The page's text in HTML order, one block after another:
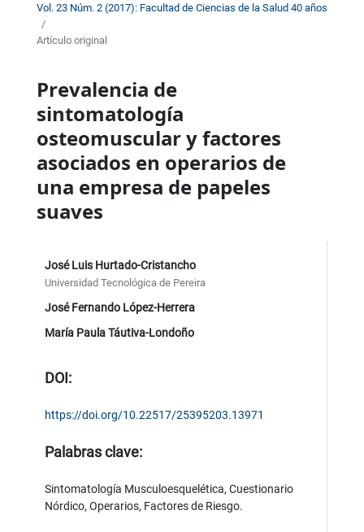
Vol. 23 Núm. 2 (2017): Facultad de Ciencias de la Salud 40 años
/
Artículo original
Prevalencia de
sintomatología
osteomuscular y factores
asociados en operarios de
una empresa de papeles
suaves
José Luis Hurtado-Cristancho
Universidad Tecnológica de Pereira
José Fernando López-Herrera
María Paula Táutiva-Londoño
DOI:
https://doi.org/10.22517/25395203.13971
Palabras clave:
Sintomatología Musculoesquelética, Cuestionario
Nórdico, Operarios, Factores de Riesgo.